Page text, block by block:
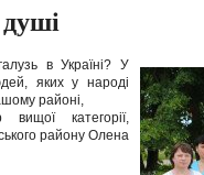
в Україні? У
яких у народі
районі,
вищої категорії,
району Олена